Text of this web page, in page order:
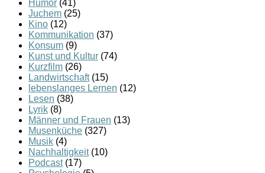
Humor (41)
Juchem (25)
Kino (12)
Kommunikation (37)
Konsum (9)
Kunst und Kultur (74)
Kurzfilm (26)
Landwirtschaft(15)
lebenslanges Lernen (12)
Lesen (38)
Lyrik (8)
Männer und Frauen (13)
Musenküche (327)
Musik (4)
Nachhaltigkeit(10)
Podcast(17)